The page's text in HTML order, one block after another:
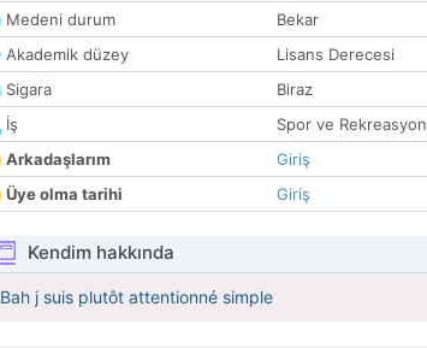
Medeni durum
Bekar
Akademik düzey
Lisans Derecesi
Sigara
Biraz
İş
Spor ve Rekreasyon
Arkadaşlarım
Giriş
Üye olma tarihi
Giriş
Kendim hakkında
Bah j suis plutôt attentionné simple